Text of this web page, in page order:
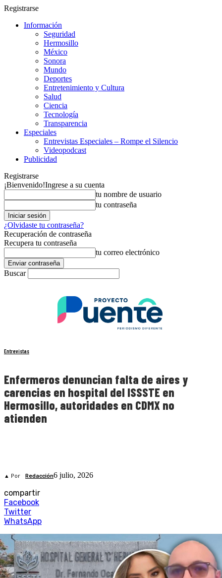
Registrarse
Información
Seguridad
Hermosillo
México
Sonora
Mundo
Deportes
Entretenimiento y Cultura
Salud
Ciencia
Tecnología
Transparencia
Especiales
Entrevistas Especiales – Rompe el Silencio
Videopodcast
Publicidad
Registrarse
¡Bienvenido!Ingrese a su cuenta
tu nombre de usuario
tu contraseña
¿Olvidaste tu contraseña?
Recuperación de contraseña
Recupera tu contraseña
tu correo electrónico
Buscar
Entrevistas
Enfermeros denuncian falta de aires y
carencias en hospital del ISSSTE en
Hermosillo, autoridades en CDMX no
atienden
▲ Por Redacción6 julio, 2026
compartir
Facebook
Twitter
WhatsApp